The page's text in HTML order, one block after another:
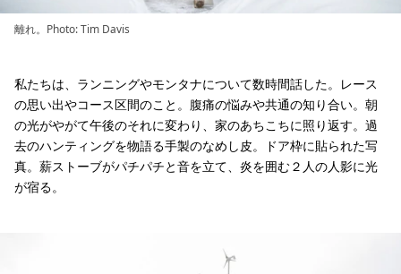
離れ。Photo: Tim Davis
私たちは、ランニングやモンタナについて数時間話した。レース
の思い出やコース区間のこと。腹痛の悩みや共通の知り合い。朝
の光がやがて午後のそれに変わり、家のあちこちに照り返す。過
去のハンティングを物語る手製のなめし皮。ドア枠に貼られた写
真。薪ストーブがパチパチと音を立て、炎を囲む２人の人影に光
が宿る。